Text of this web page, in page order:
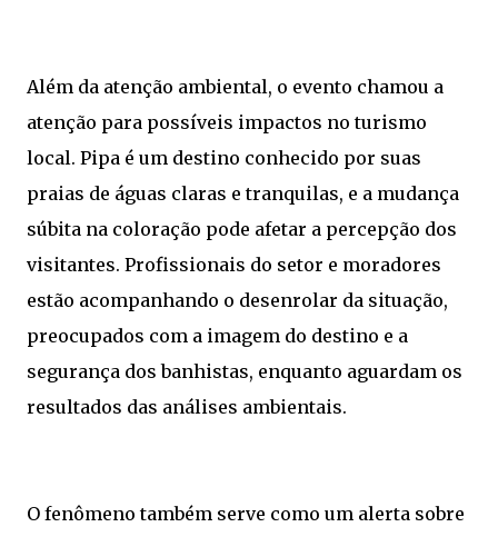
Além da atenção ambiental, o evento chamou a
atenção para possíveis impactos no turismo
local. Pipa é um destino conhecido por suas
praias de águas claras e tranquilas, e a mudança
súbita na coloração pode afetar a percepção dos
visitantes. Profissionais do setor e moradores
estão acompanhando o desenrolar da situação,
preocupados com a imagem do destino e a
segurança dos banhistas, enquanto aguardam os
resultados das análises ambientais.
O fenômeno também serve como um alerta sobre